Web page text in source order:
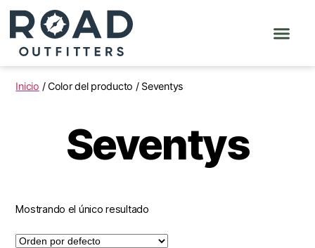
Inicio / Color del producto / Seventys
Seventys
Mostrando el único resultado